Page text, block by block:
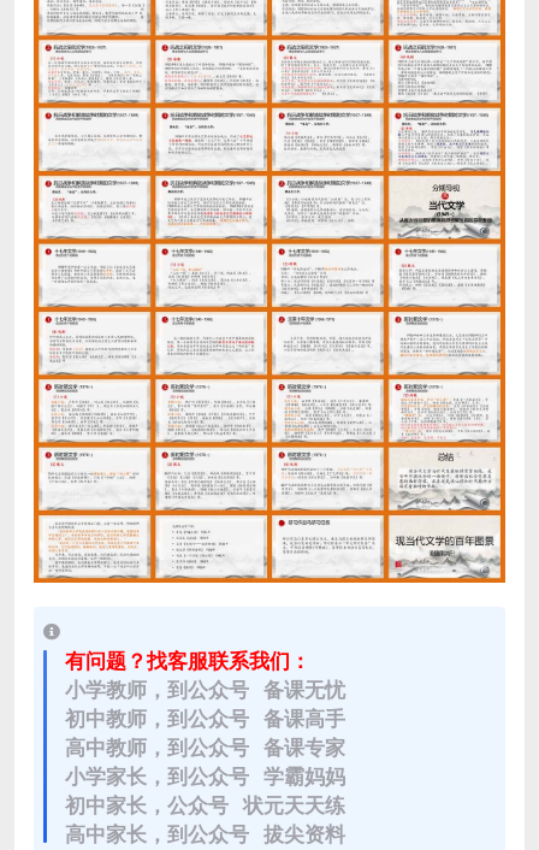
有问题？找客服联系我们：
小学教师，到公众号 备课无忧
初中教师，到公众号 备课高手
高中教师，到公众号 备课专家
小学家长，到公众号 学霸妈妈
初中家长，公众号 状元天天练
高中家长，到公众号 拔尖资料